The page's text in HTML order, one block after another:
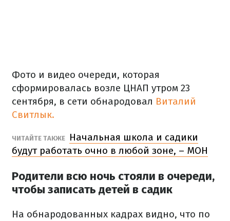
Фото и видео очереди, которая
сформировалась возле ЦНАП утром 23
сентября, в сети обнародовал Виталий
Свитлык.
ЧИТАЙТЕ ТАКЖЕ
Начальная школа и садики
будут работать очно в любой зоне, – МОН
Родители всю ночь стояли в очереди,
чтобы записать детей в садик
На обнародованных кадрах видно, что по